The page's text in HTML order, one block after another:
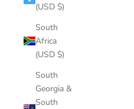
(USD $)
South
Africa
(USD $)
South
Georgia &
South